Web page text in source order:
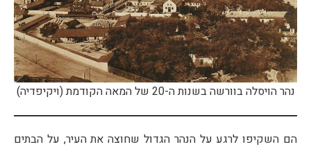
נהר הויסלה בוורשה בשנות ה-20 של המאה הקודמת (ויקיפדיה)
הם השקיפו לרגע על הנהר הגדול שחוצה את העיר, על הבתים